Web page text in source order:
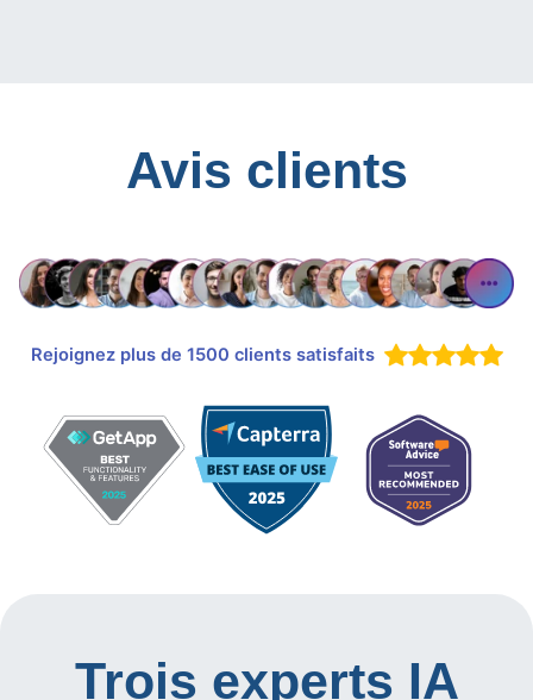
Avis clients
Rejoignez plus de 1500 clients satisfaits
Trois experts IA